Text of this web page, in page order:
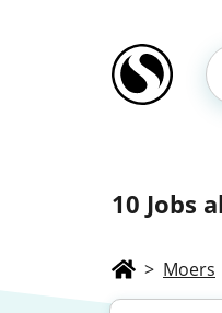
10 Jobs
> Moers